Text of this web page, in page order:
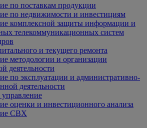
по поставкам продукции
по недвижимости и инвестициям
комплексной защиты информации и
телекоммуникационных систем
и текущего ремонта
методологии и организации
деятельности
по эксплуатации и административно-
деятельности
оценки и инвестиционного анализа
СВХ